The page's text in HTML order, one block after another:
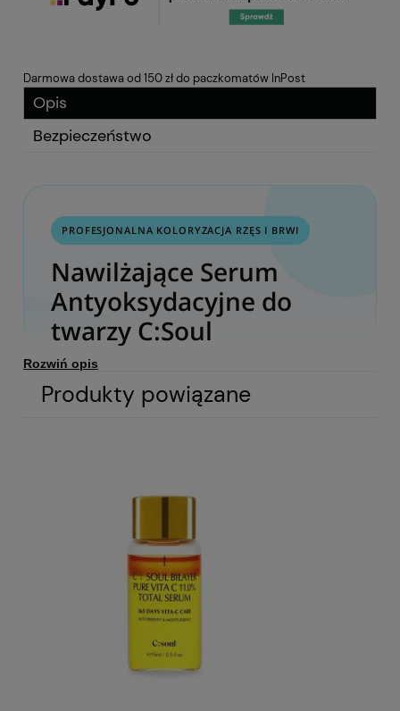
Darmowa dostawa od 150 zł do paczkomatów InPost
Opis
Bezpieczeństwo
PROFESJONALNA KOLORYZACJA RZĘS I BRWI
Nawilżające Serum
Antyoksydacyjne do
twarzy C:Soul
antyoksydantów, peptydów i aminokwasów, dzięki czemu
Nawilżające Serum Antyoksydacyjne do twarzy
Rozwiń opis
Produkty powiązane